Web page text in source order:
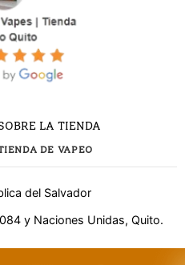
LA TIENDA
DE VAPEO
del Salvador
y Naciones Unidas, Quito.